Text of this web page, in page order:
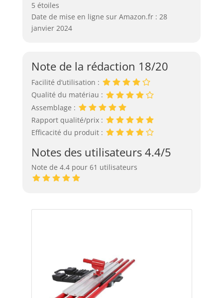
5 étoiles
Date de mise en ligne sur Amazon.fr : 28
janvier 2024
Note de la rédaction 18/20
Facilité d’utilisation :
Qualité du matériau :
Assemblage :
Rapport qualité/prix :
Efficacité du produit :
Notes des utilisateurs 4.4/5
Note de 4.4 pour 61 utilisateurs